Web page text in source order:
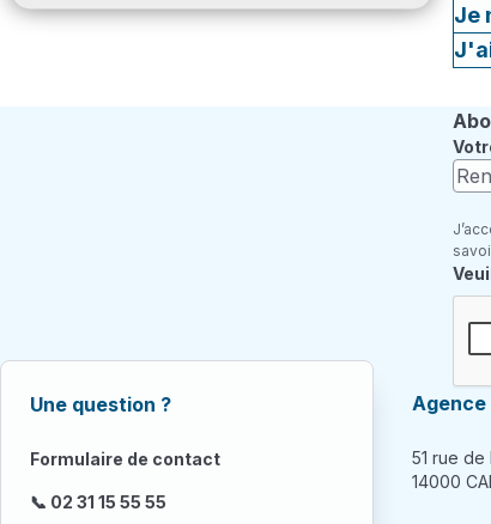
Je
Une question ?
Formulaire de contact
📞 02 31 15 55 55
51 rue
14000